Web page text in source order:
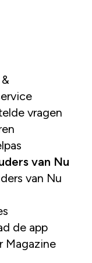
vragen
van Nu
van Nu
de app
Magazine